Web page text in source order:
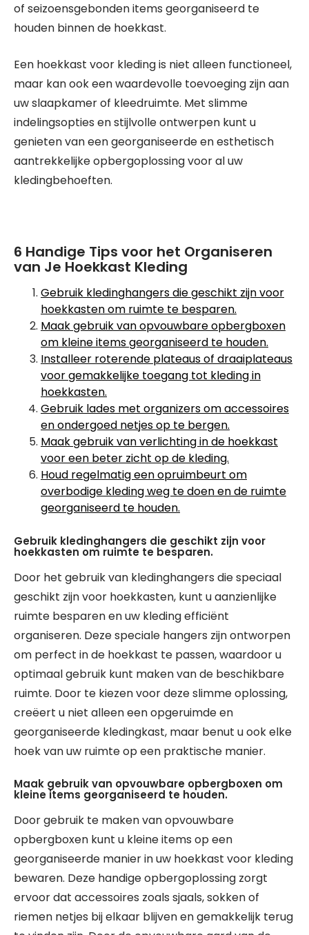
of seizoensgebonden items georganiseerd te
houden binnen de hoekkast.
Een hoekkast voor kleding is niet alleen functioneel,
maar kan ook een waardevolle toevoeging zijn aan
uw slaapkamer of kleedruimte. Met slimme
indelingsopties en stijlvolle ontwerpen kunt u
genieten van een georganiseerde en esthetisch
aantrekkelijke opbergoplossing voor al uw
kledingbehoeften.
6 Handige Tips voor het Organiseren
van Je Hoekkast Kleding
Gebruik kledinghangers die geschikt zijn voor
hoekkasten om ruimte te besparen.
Maak gebruik van opvouwbare opbergboxen
om kleine items georganiseerd te houden.
Installeer roterende plateaus of draaiplateaus
voor gemakkelijke toegang tot kleding in
hoekkasten.
Gebruik lades met organizers om accessoires
en ondergoed netjes op te bergen.
Maak gebruik van verlichting in de hoekkast
voor een beter zicht op de kleding.
Houd regelmatig een opruimbeurt om
overbodige kleding weg te doen en de ruimte
georganiseerd te houden.
Gebruik kledinghangers die geschikt zijn voor
hoekkasten om ruimte te besparen.
Door het gebruik van kledinghangers die speciaal
geschikt zijn voor hoekkasten, kunt u aanzienlijke
ruimte besparen en uw kleding efficiënt
organiseren. Deze speciale hangers zijn ontworpen
om perfect in de hoekkast te passen, waardoor u
optimaal gebruik kunt maken van de beschikbare
ruimte. Door te kiezen voor deze slimme oplossing,
creëert u niet alleen een opgeruimde en
georganiseerde kledingkast, maar benut u ook elke
hoek van uw ruimte op een praktische manier.
Maak gebruik van opvouwbare opbergboxen om
kleine items georganiseerd te houden.
Door gebruik te maken van opvouwbare
opbergboxen kunt u kleine items op een
georganiseerde manier in uw hoekkast voor kleding
bewaren. Deze handige opbergoplossing zorgt
ervoor dat accessoires zoals sjaals, sokken of
riemen netjes bij elkaar blijven en gemakkelijk terug